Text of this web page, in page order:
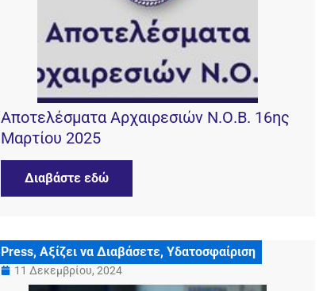
Αποτελέσματα Αρχαιρεσιών Ν.Ο.Β. 16ης
Μαρτίου 2025
Διαβάστε εδώ
Press, Αξίζει να Διαβάσετε, Υδατοσφαίριση
11 Δεκεμβρίου, 2024